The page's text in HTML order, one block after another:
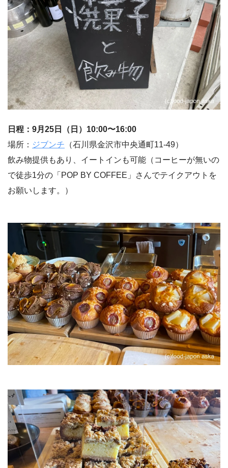
日程：9月25日（日）10:00〜16:00
場所： ジブンチ （石川県金沢市中央通町11‐49）
飲み物提供もあり、イートインも可能（コーヒーが無いの
で徒歩1分の「POP BY COFFEE」さんでテイクアウトを
お願いします。）